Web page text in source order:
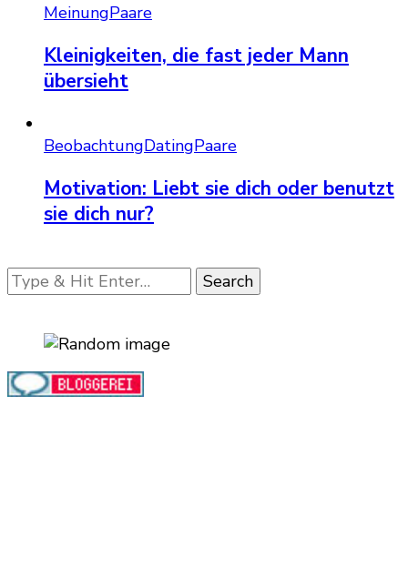
MeinungPaare
Kleinigkeiten, die fast jeder Mann
übersieht
BeobachtungDatingPaare
Motivation: Liebt sie dich oder benutzt
sie dich nur?
Looking
for